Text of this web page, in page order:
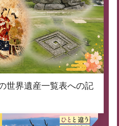
世界遺産一覧表への記